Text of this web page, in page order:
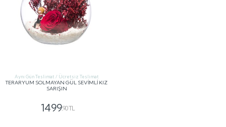
Aynı Gün Teslimat / Ücretsiz Teslimat
TERARYUM SOLMAYAN GÜL SEVİMLİ KIZ
SARIŞIN
1499,90 TL